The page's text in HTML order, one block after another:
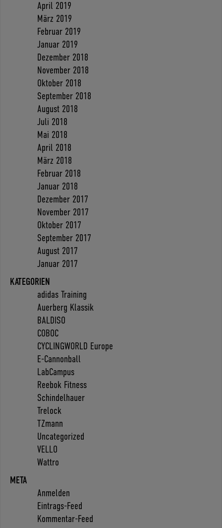
April 2019
März 2019
Februar 2019
Januar 2019
Dezember 2018
November 2018
Oktober 2018
September 2018
August 2018
Juli 2018
Mai 2018
April 2018
März 2018
Februar 2018
Januar 2018
Dezember 2017
November 2017
Oktober 2017
September 2017
August 2017
Januar 2017
KATEGORIEN
adidas Training
Auerberg Klassik
BALDISO
COBOC
CYCLINGWORLD Europe
E-Cannonball
LabCampus
Reebok Fitness
Schindelhauer
Trelock
TZmann
Uncategorized
VELLO
Wattro
META
Anmelden
Eintrags-Feed
Kommentar-Feed